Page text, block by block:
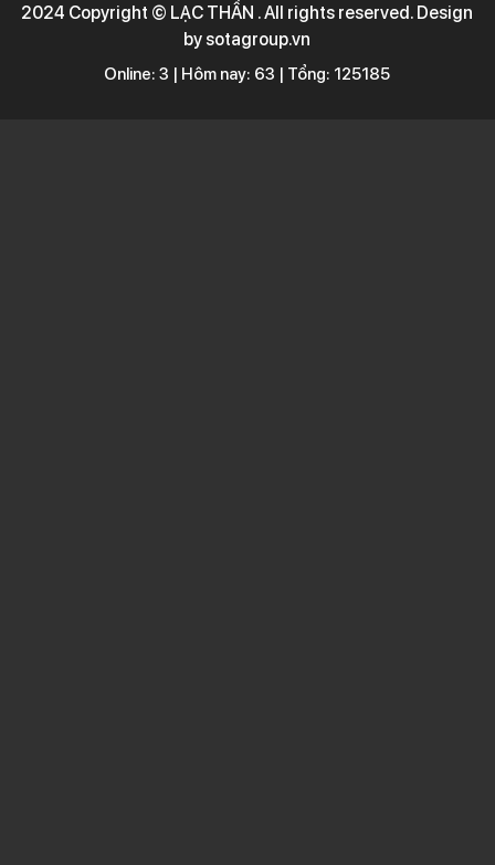
2024 Copyright © LẠC THẦN . All rights reserved. Design
by sotagroup.vn
Online: 3 | Hôm nay: 63 | Tổng: 125185